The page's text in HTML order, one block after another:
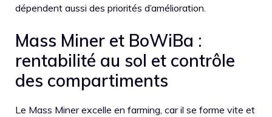
dépendent aussi des priorités d’amélioration.
Mass Miner et BoWiBa :
rentabilité au sol et contrôle
des compartiments
Le Mass Miner excelle en farming, car il se forme vite et